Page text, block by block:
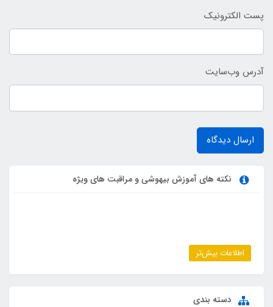
پست الکترونیک
آدرس وب‌سایت
ارسال دیدگاه
نکته های آموزش بیهوشی و مراقبت های ویژه
اطلاعات بیش‌تر
دسته بندی